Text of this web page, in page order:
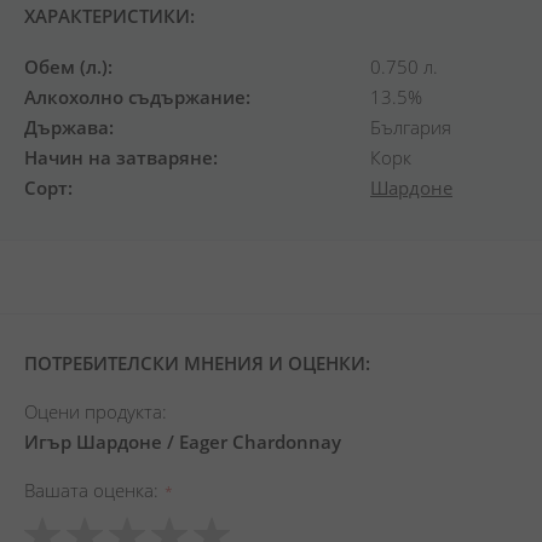
ХАРАКТЕРИСТИКИ:
Обем (л.)
0.750 л.
Алкохолно съдържание
13.5%
Държава
България
Начин на затваряне
Корк
Сорт
Шардоне
ПОТРЕБИТЕЛСКИ МНЕНИЯ И ОЦЕНКИ:
Оцени продукта:
Игър Шардоне / Eager Chardonnay
Вашата оценка